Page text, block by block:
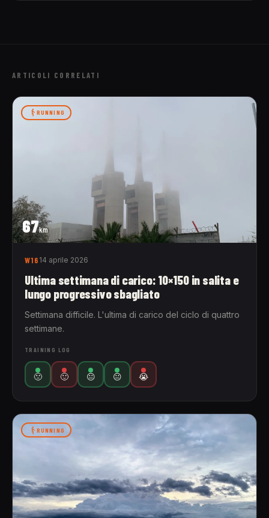
ARTICOLI CORRELATI
67km
RUNNING
W16 14 aprile 2026
Ultima settimana di carico: 10×150 in salita e
lungo progressivo sbagliato
Settimana difficile. L'ultima di carico del ciclo di quattro
settimane.
TRAINING LOG
🙁 🙂 😐 😐 😭
RUNNING